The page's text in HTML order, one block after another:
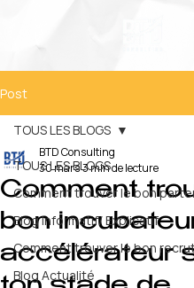
Post
TOUS LES BLOGS
Comment trouver le bon
Blog Informatif/ Explicatif
Comment trouver le bon
Blog Actualité
TOUS LES BLOGS
Comment
bon
accélérateur
BTD Consulting
30 mars3 min de lecture